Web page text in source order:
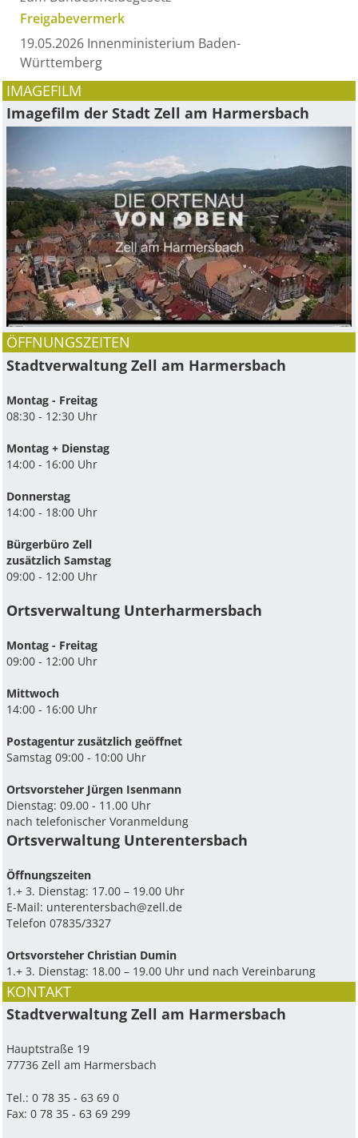
Freigabevermerk
19.05.2026 Innenministerium Baden-
Württemberg
IMAGEFILM
Imagefilm der Stadt Zell am Harmersbach
ÖFFNUNGSZEITEN
Stadtverwaltung Zell am Harmersbach
Montag - Freitag
08:30 - 12:30 Uhr
Montag + Dienstag
14:00 - 16:00 Uhr
Donnerstag
14:00 - 18:00 Uhr
Bürgerbüro Zell
zusätzlich Samstag
09:00 - 12:00 Uhr
Ortsverwaltung Unterharmersbach
Montag - Freitag
09:00 - 12:00 Uhr
Mittwoch
14:00 - 16:00 Uhr
Postagentur zusätzlich geöffnet
Samstag 09:00 - 10:00 Uhr
Ortsvorsteher Jürgen Isenmann
Dienstag: 09.00 - 11.00 Uhr
nach telefonischer Voranmeldung
Ortsverwaltung Unterentersbach
Ö­ffnungszeiten
1.+ 3. Dienstag: 17.00 – 19.00 Uhr
E-Mail: unterentersbach@zell.de
Telefon 07835/3327
Ortsvorsteher Christian Dumin
1.+ 3. Dienstag: 18.00 – 19.00 Uhr und nach Vereinbarung
KONTAKT
Stadtverwaltung Zell am Harmersbach
Hauptstraße 19
77736 Zell am Harmersbach
Tel.: 0 78 35 - 63 69 0
Fax: 0 78 35 - 63 69 299